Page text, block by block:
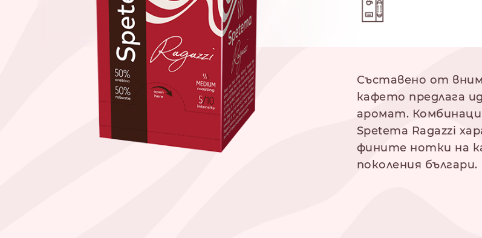
Намери твоето кафе по начин на приготвяне
ЧАЛДА
DOLCE GUSTO
СТАНДАРТ
Съставено от
кафето предлага
аромат.
Spetema Ragazzi
фините нотки на
поколения българи.